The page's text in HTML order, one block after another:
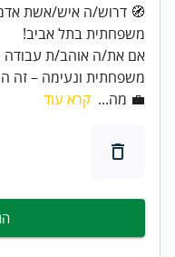
🧭 דרוש/ה איש/אשת
אם את/ה אוהב/ת עבודה
משפחתית ונעימה – זה
💼 מה... קרא עוד